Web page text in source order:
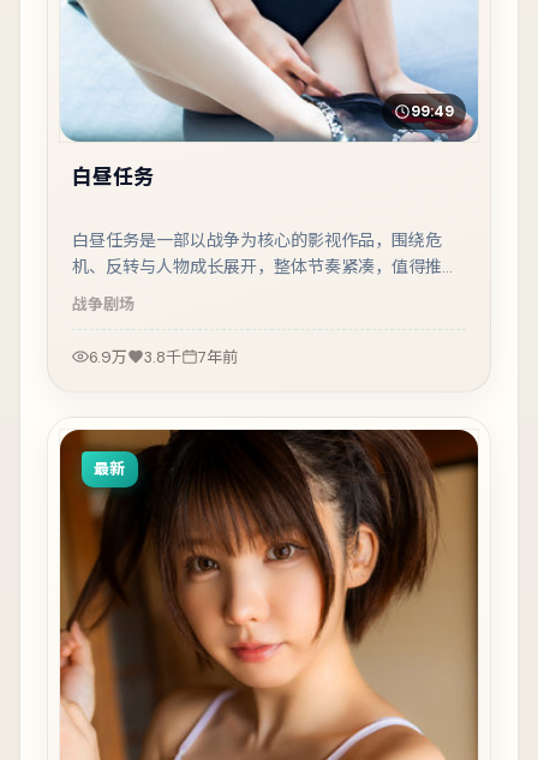
99:49
白昼任务
白昼任务是一部以战争为核心的影视作品，围绕危
机、反转与人物成长展开，整体节奏紧凑，值得推荐
观看。
战争剧场
6.9万 3.8千 7年前
最新